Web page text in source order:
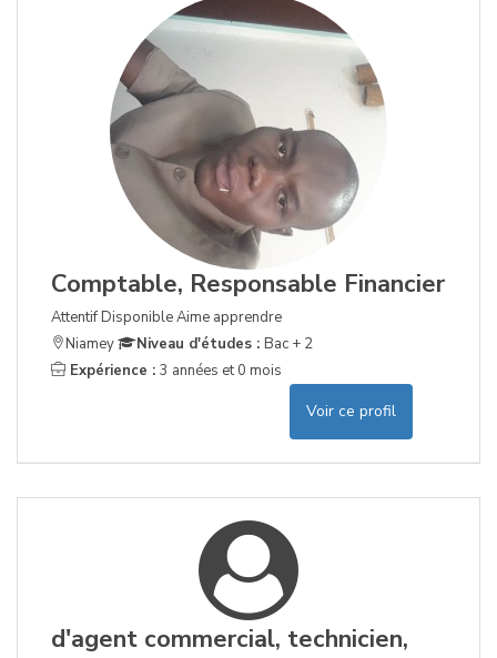
Comptable, Responsable Financier
Attentif Disponible Aime apprendre
Niamey
Niveau d'études : Bac + 2
Expérience : 3 années et 0 mois
Voir ce profil
d'agent commercial, technicien,